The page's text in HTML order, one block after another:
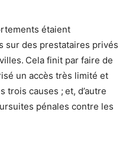
étaient
sur des prestataires privés
Cela finit par faire de
un accès très limité et
trois causes ; et, d’autre
pénales contre les